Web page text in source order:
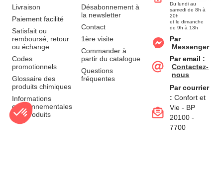
Livraison
Paiement facilité
Satisfait ou
remboursé, retour
ou échange
Codes
promotionnels
Glossaire des
produits chimiques
Informations
environnementales
des produits
Désabonnement à
la newsletter
Contact
1ère visite
Commander à
partir du catalogue
Questions
fréquentes
Du lundi au
samedi de 8h à
20h
et le dimanche
de 9h à 13h
Par
Messenger
Par email :
Contactez-
nous
Par courrier
: Confort et
Vie - BP
20100 -
7700